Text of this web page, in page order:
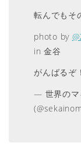
転んでもそ
photo by
in 金谷
がんばるぞ
— 世界のマ